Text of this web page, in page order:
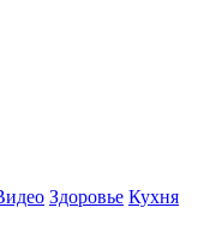
Здоровье Кухня